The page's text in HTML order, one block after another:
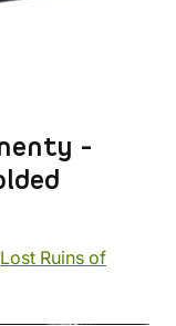
-
Lost Ruins of